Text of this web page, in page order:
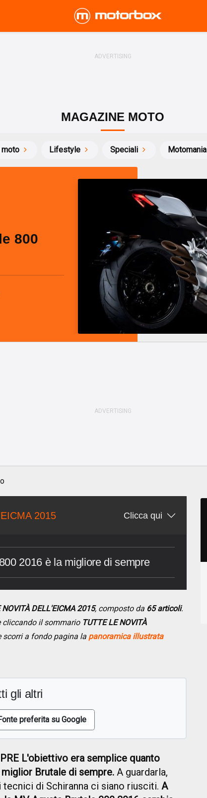
MAGAZINE MOTO
moto Lifestyle Speciali Motomania
800
2015 Clicca qui
2016 è la migliore di sempre
DELL'EICMA 2015, composto da 65 articoli.
cliccando il sommario TUTTE LE NOVITÀ
scorri a fondo pagina la panoramica illustrata
gli altri
preferita su Google
L'obiettivo era semplice quanto
Brutale di sempre. A guardarla,
tecnici di Schiranna ci siano riusciti.A